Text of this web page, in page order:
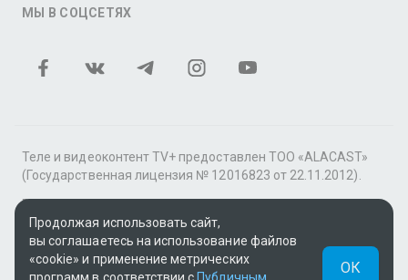
МЫ В СОЦСЕТЯХ
Теле и видеоконтент TV+ предоставлен ТОО «ALACAST»
(Государственная лицензия № 12016823 от 22.11.2012).
В рамках услуги «Видео по подписке» для «Пакета
фильмов и сериалов tv+» контент предоставляется
онлайн-кинотеатром MEGOGO.
Поддержка: tvplus@telecom.kz
Продолжая использовать сайт,
вы соглашаетесь на использование файлов
«cookie» и применение метрических
ОК